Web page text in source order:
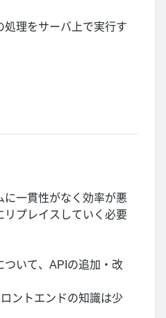
処理をサーバ上で実行す
一貫性がなく効率が悪
リプレイスしていく必要
ついて、APIの追加・改
ントエンドの知識は少